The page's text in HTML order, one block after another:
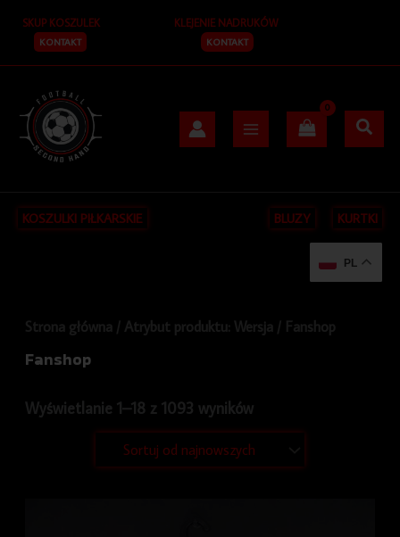
treści
SKUP KOSZULEK
KONTAKT
KLEJENIE NADRUKÓW
KONTAKT
KOSZULKI PIŁKARSKIE BLUZY KURTKI
u
Strona główna / Atrybut produktu: Wersja / Fanshop
Fanshop
Wyświetlanie 1–18 z 1093 wyników
według
najnowszych
PL